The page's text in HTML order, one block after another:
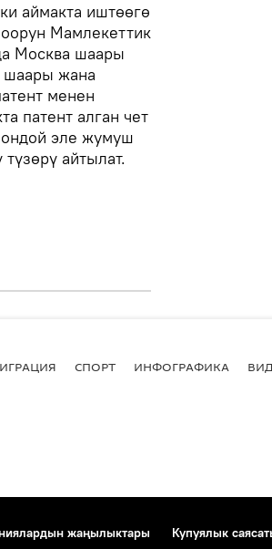
аймакта иштөөгө
Мамлекеттик
Москва шаары
шаары жана
менен
патент алган чет
эле жумуш
айтылат.
СПОРТ ИНФОГРАФИКА
жаңылыктары Купуялык